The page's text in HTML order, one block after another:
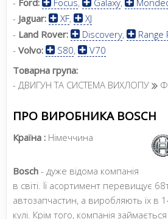
- Jaguar: XF,
XJ
- Land Rover: Discovery,
Range
- Volvo: S80,
V70
Товарна група:
- ДВИГУН ТА СИСТЕМА ВИХЛОПУ
ПРО ВИРОБНИКА BOSCH
Країна : Німеччина
Bosch - дуже відома компанія
в світі. Її асортимент перевищує
автозапчастин, а виробляють їх в
кулі. Крім того, компанія